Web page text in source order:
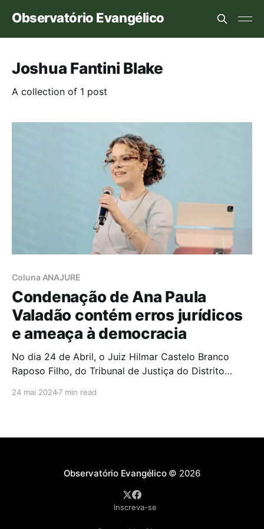
Observatório Evangélico
Joshua Fantini Blake
A collection of 1 post
Coluna ANAJURE
Condenação de Ana Paula
Valadão contém erros jurídicos
e ameaça à democracia
No dia 24 de Abril, o Juiz Hilmar Castelo Branco
Raposo Filho, do Tribunal de Justiça do Distrito
24 mai 20247 min read
Observatório Evangélico© 2026
Inscreva-se